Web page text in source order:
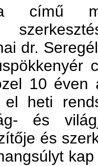
című
dr.
10 éven
el heti
és
és